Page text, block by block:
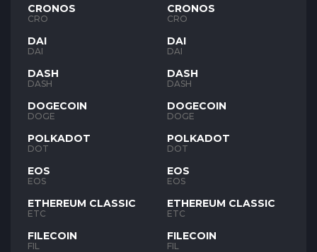
CRONOS
CRO
DAI
DAI
DASH
DASH
DOGECOIN
DOGE
POLKADOT
DOT
EOS
EOS
ETHEREUM CLASSIC
ETC
FILECOIN
FIL
CRONOS
CRO
DAI
DAI
DASH
DASH
DOGECOIN
DOGE
POLKADOT
DOT
EOS
EOS
ETHEREUM CLASSIC
ETC
FILECOIN
FIL